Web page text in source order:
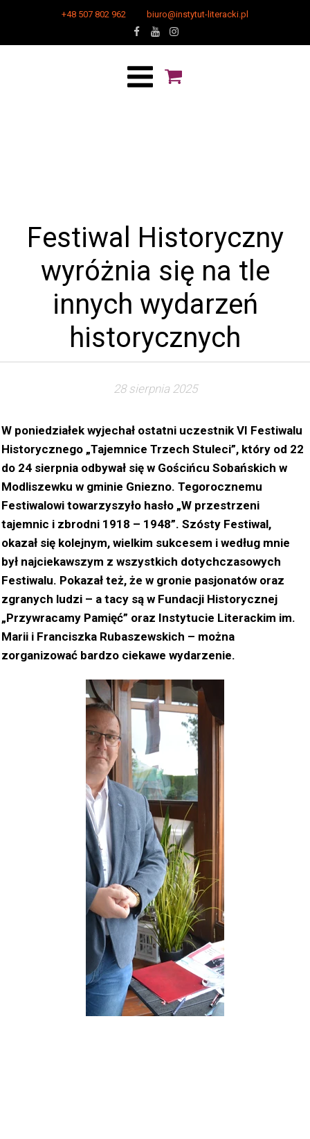
+48 507 802 962 biuro@instytut-literacki.pl
Festiwal Historyczny
wyróżnia się na tle
innych wydarzeń
historycznych
W poniedziałek wyjechał ostatni uczestnik VI Festiwalu
Historycznego „Tajemnice Trzech Stuleci”, który od 22
do 24 sierpnia odbywał się w Gościńcu Sobańskich w
Modliszewku w gminie Gniezno. Tegorocznemu
Festiwalowi towarzyszyło hasło „W przestrzeni
tajemnic i zbrodni 1918 – 1948”. Szósty Festiwal,
okazał się kolejnym, wielkim sukcesem i według mnie
był najciekawszym z wszystkich dotychczasowych
Festiwalu. Pokazał też, że w gronie pasjonatów oraz
zgranych ludzi – a tacy są w Fundacji Historycznej
„Przywracamy Pamięć” oraz Instytucie Literackim im.
Marii i Franciszka Rubaszewskich – można
zorganizować bardzo ciekawe wydarzenie.
28 sierpnia 2025